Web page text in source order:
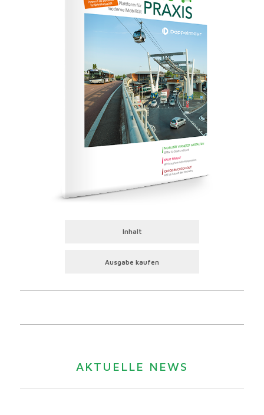
Inhalt
Ausgabe kaufen
AKTUELLE NEWS